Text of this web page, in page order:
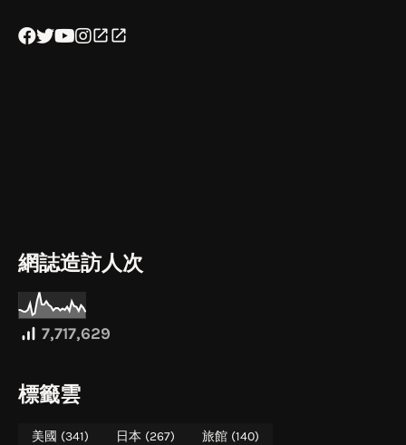
網誌造訪人次
7,717,629
標籤雲
美國 (341) 日本 (267) 旅館 (140)